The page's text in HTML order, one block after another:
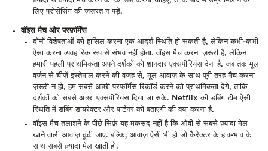
लिए प्रोसेसिंग की ज़रूरत न पड़े.
वॉइस मैच और परफ़ॉर्मेंस
दोनों विशेषताओं को हासिल करना एक आदर्श स्थिति हो सकती है, लेकिन कभी-कभी
ऐसा करना व्यवहारिक रूप से संभव नहीं होता. वॉइस मैच करना ज़रूरी है, लेकिन
हमारी पहली प्राथमिकता अपने दर्शकों को शानदार एक्सपीरियंस देना है. जब तक मूल
वर्ज़न से चीज़ें इस्तेमाल करने की वजह से, मूल आवाज़ के साथ पूरी तरह मैच करना
ज़रूरी न हो, हम सबसे अच्छी परफ़ॉर्मेंस रिकॉर्ड करने को प्राथमिकता देंगे, ताकि
दर्शकों को सबसे अच्छा एक्सपीरियंस दिया जा सके. Netflix की डबिंग टीम ऐसी
स्थिति में डबिंग डायरेक्टर और पार्टनर को बताएगी की क्या करना है.
वॉइस मैच तलाशने के पीछे सिर्फ़ यह मकसद नहीं है कि ओवी से सबसे ज़्यादा मेल
खाने वाली आवाज़ ढूंढी जाए. बल्कि, आवाज़ ऐसी भी हो जो कैरेक्टर के हाव-भाव के
साथ सबसे ज़्यादा मेल खाती हो.